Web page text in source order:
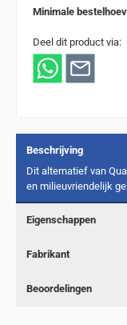
Minimale
Deel dit product via:
Beschrijving
Dit alternatief van
en milieuvriendelijk
Eigenschappen
Fabrikant
Beoordelingen